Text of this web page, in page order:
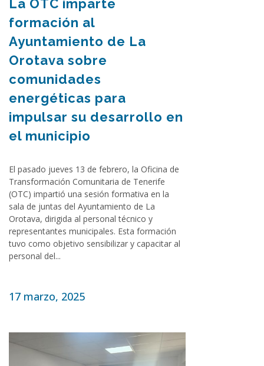
La OTC imparte
formación al
Ayuntamiento de La
Orotava sobre
comunidades
energéticas para
impulsar su desarrollo en
el municipio
El pasado jueves 13 de febrero, la Oficina de
Transformación Comunitaria de Tenerife
(OTC) impartió una sesión formativa en la
sala de juntas del Ayuntamiento de La
Orotava, dirigida al personal técnico y
representantes municipales. Esta formación
tuvo como objetivo sensibilizar y capacitar al
personal del...
17 marzo, 2025